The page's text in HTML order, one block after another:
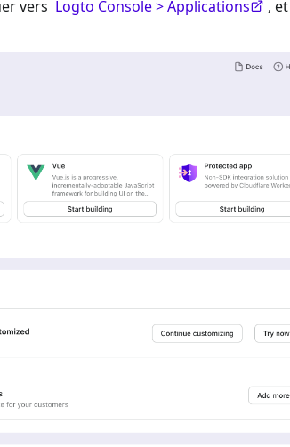
vers Logto Console > Applications
,